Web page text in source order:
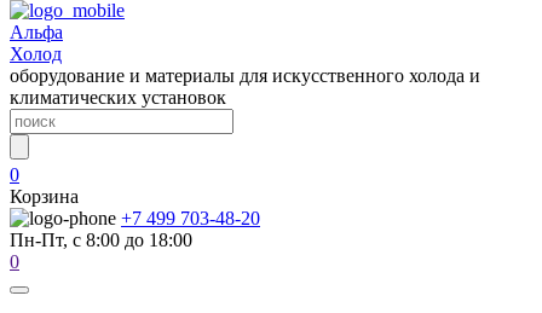
Альфа
Холод
оборудование и материалы для искусственного холода и
климатических установок
0
Корзина
+7 499 703-48-20
Пн-Пт, с 8:00 до 18:00
0